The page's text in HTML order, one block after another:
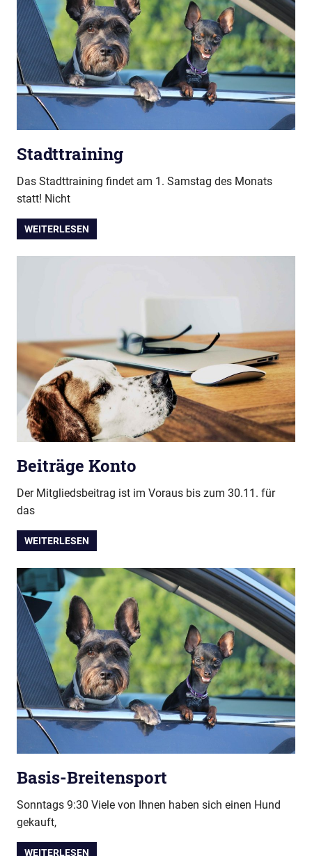
Stadttraining
Das Stadttraining findet am 1. Samstag des Monats
statt! Nicht
WEITERLESEN
Beiträge Konto
Der Mitgliedsbeitrag ist im Voraus bis zum 30.11. für
das
WEITERLESEN
Basis-Breitensport
Sonntags 9:30 Viele von Ihnen haben sich einen Hund
gekauft,
WEITERLESEN